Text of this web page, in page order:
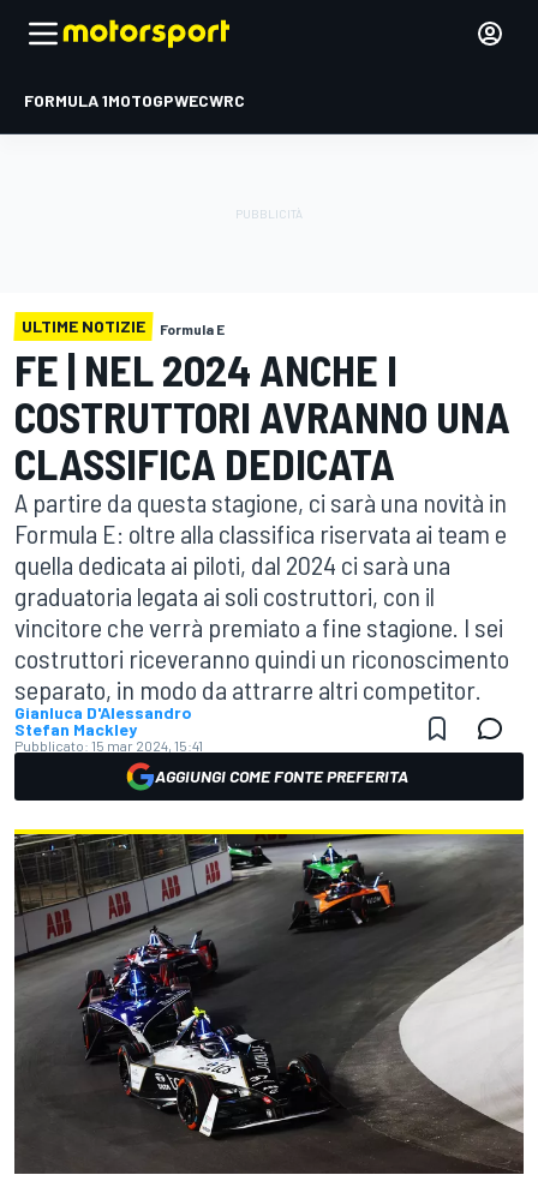
FORMULA 1MOTOGPWECWRC
ULTIME NOTIZIE Formula E
FE | NEL 2024 ANCHE I
COSTRUTTORI AVRANNO UNA
CLASSIFICA DEDICATA
A partire da questa stagione, ci sarà una novità in
Formula E: oltre alla classifica riservata ai team e
quella dedicata ai piloti, dal 2024 ci sarà una
graduatoria legata ai soli costruttori, con il
vincitore che verrà premiato a fine stagione. I sei
costruttori riceveranno quindi un riconoscimento
separato, in modo da attrarre altri competitor.
Gianluca D'Alessandro
Stefan Mackley
Pubblicato: 15 mar 2024, 15:41
AGGIUNGI COME FONTE PREFERITA